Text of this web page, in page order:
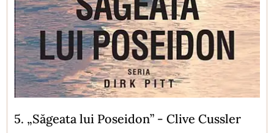
5. „Săgeata lui Poseidon” - Clive Cussler